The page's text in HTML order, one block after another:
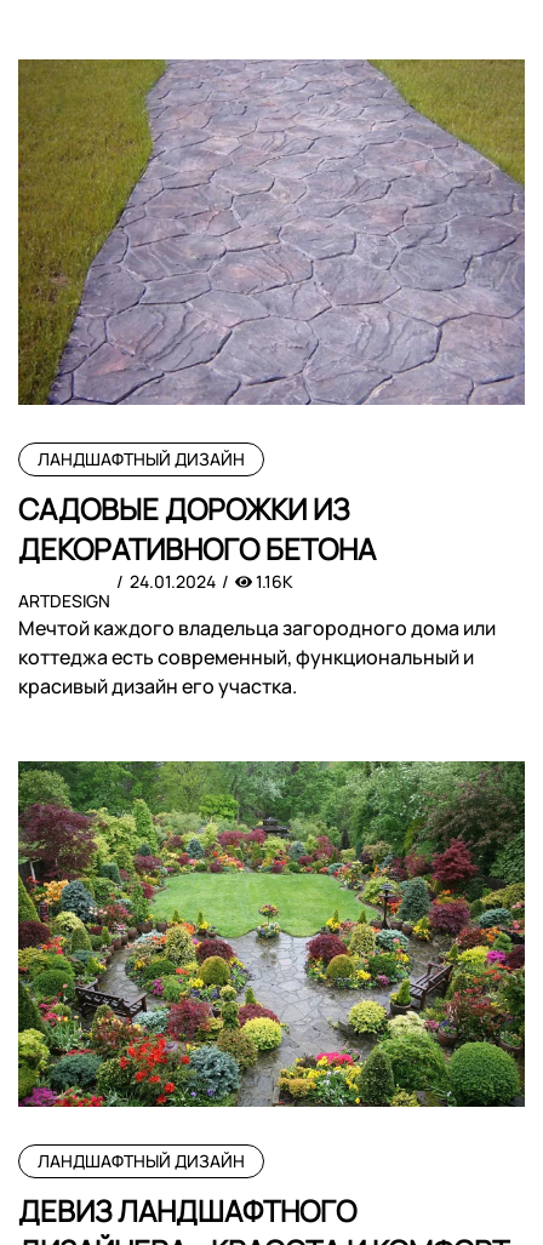
ЛАНДШАФТНЫЙ ДИЗАЙН
САДОВЫЕ ДОРОЖКИ ИЗ
ДЕКОРАТИВНОГО БЕТОНА
ARTDESIGN
24.01.2024 1.16K
Мечтой каждого владельца загородного дома или
коттеджа есть современный, функциональный и
красивый дизайн его участка.
ЛАНДШАФТНЫЙ ДИЗАЙН
ДЕВИЗ ЛАНДШАФТНОГО